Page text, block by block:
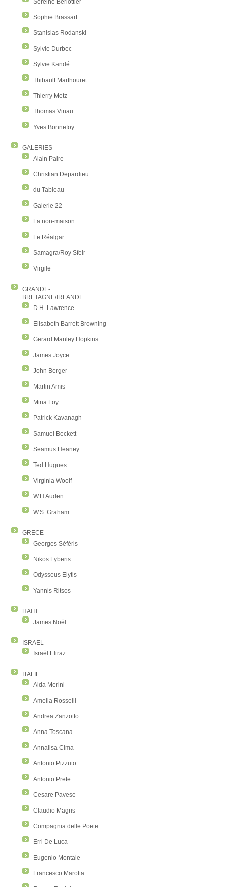
Sereine Berlottier
Sophie Brassart
Stanislas Rodanski
Sylvie Durbec
Sylvie Kandé
Thibault Marthouret
Thierry Metz
Thomas Vinau
Yves Bonnefoy
GALERIES
Alain Paire
Christian Depardieu
du Tableau
Galerie 22
La non-maison
Le Réalgar
Samagra/Roy Sfeir
Virgile
GRANDE-
BRETAGNE/IRLANDE
D.H. Lawrence
Elisabeth Barrett Browning
Gerard Manley Hopkins
James Joyce
John Berger
Martin Amis
Mina Loy
Patrick Kavanagh
Samuel Beckett
Seamus Heaney
Ted Hugues
Virginia Woolf
W.H Auden
W.S. Graham
GRECE
Georges Séféris
Nikos Lyberis
Odysseus Elytis
Yannis Ritsos
HAITI
James Noël
ISRAEL
Israël Eliraz
ITALIE
Alda Merini
Amelia Rosselli
Andrea Zanzotto
Anna Toscana
Annalisa Cima
Antonio Pizzuto
Antonio Prete
Cesare Pavese
Claudio Magris
Compagnia delle Poete
Erri De Luca
Eugenio Montale
Francesco Marotta